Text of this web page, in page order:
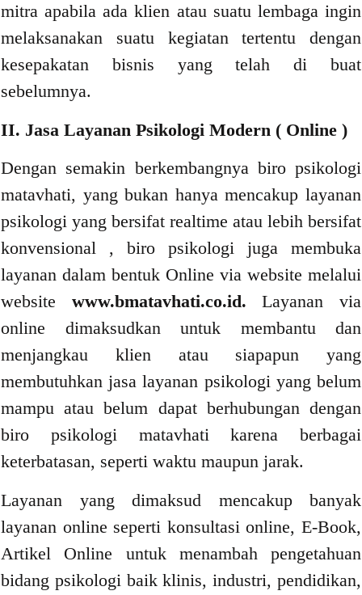
mitra apabila ada klien atau suatu lembaga ingin
melaksanakan suatu kegiatan tertentu dengan
kesepakatan bisnis yang telah di buat
sebelumnya.
II. Jasa Layanan Psikologi Modern ( Online )
Dengan semakin berkembangnya biro psikologi
matavhati, yang bukan hanya mencakup layanan
psikologi yang bersifat realtime atau lebih bersifat
konvensional , biro psikologi juga membuka
layanan dalam bentuk Online via website melalui
website www.bmatavhati.co.id.Layanan via
online dimaksudkan untuk membantu dan
menjangkau klien atau siapapun yang
membutuhkan jasa layanan psikologi yang belum
mampu atau belum dapat berhubungan dengan
biro psikologi matavhati karena berbagai
keterbatasan, seperti waktu maupun jarak.
Layanan yang dimaksud mencakup banyak
layanan online seperti konsultasi online, E-Book,
Artikel Online untuk menambah pengetahuan
bidang psikologi baik klinis, industri, pendidikan,